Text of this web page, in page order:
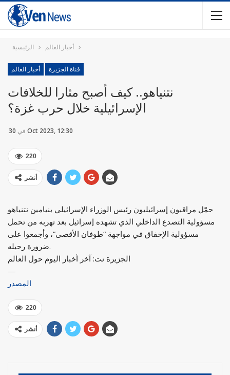
الرئيسية أخبار العالم
أخبار العالم قناة الجزيرة
نتنياهو.. كيف أصبح مثارا للخلافات
الإسرائيلية خلال حرب غزة؟
في 30 Oct 2023, 12:30
220
أنشر
حمّل مراقبون إسرائيليون رئيس الوزراء الإسرائيلي بنيامين نتنياهو
مسؤولية التصدع الداخلي الذي تشهده إسرائيل بعد تهربه من تحمل
مسؤولية الإخفاق في مواجهة “طوفان الأقصى”، وأجمعوا على
ضرورة رحيله.
الجزيرة نت: آخر أخبار اليوم حول العالم
—
المصدر
220
أنشر